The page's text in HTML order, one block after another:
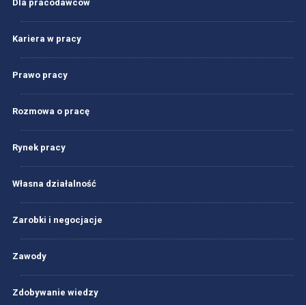
Dla pracodawców
Kariera w pracy
Prawo pracy
Rozmowa o pracę
Rynek pracy
Własna działalność
Zarobki i negocjacje
Zawody
Zdobywanie wiedzy